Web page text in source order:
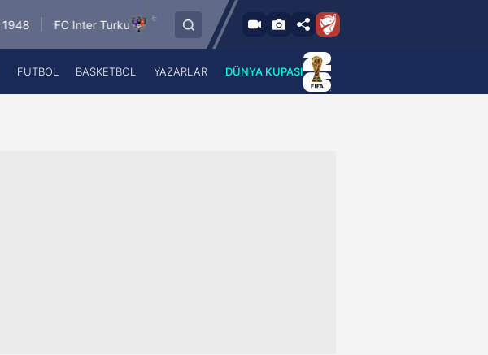
FC Inter Turku
6.8.2026 - Per
18:00
FC Vaduz Jagiellonia Bialystok
A Haber Radyo
FUTBOL BASKETBOL YAZARLAR DÜNYA KUPASI